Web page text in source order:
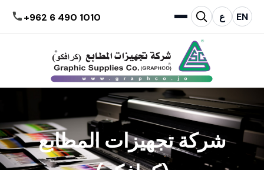
+962 6 490 1010 EN ع
شركة تجهيزات المطابع